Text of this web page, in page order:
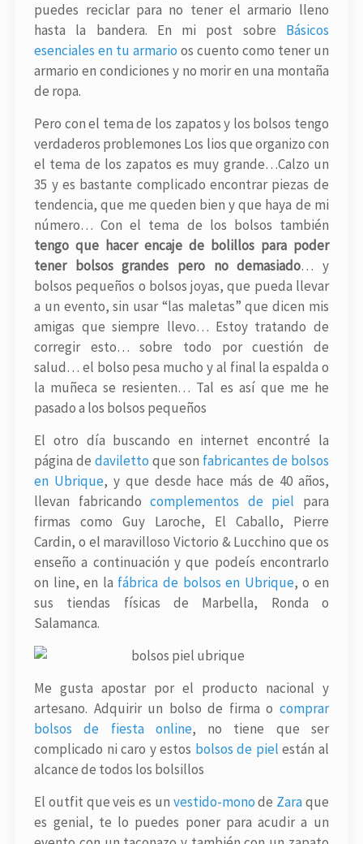
puedes reciclar para no tener el armario lleno
hasta la bandera. En mi post sobre Básicos
esenciales en tu armario os cuento como tener un
armario en condiciones y no morir en una montaña
de ropa.
Pero con el tema de los zapatos y los bolsos tengo
verdaderos problemones Los lios que organizo con
el tema de los zapatos es muy grande…Calzo un
35 y es bastante complicado encontrar piezas de
tendencia, que me queden bien y que haya de mi
número… Con el tema de los bolsos también
tengo que hacer encaje de bolillos para poder
tener bolsos grandes pero no demasiado… y
bolsos pequeños o bolsos joyas, que pueda llevar
a un evento, sin usar “las maletas” que dicen mis
amigas que siempre llevo… Estoy tratando de
corregir esto… sobre todo por cuestión de
salud… el bolso pesa mucho y al final la espalda o
la muñeca se resienten… Tal es así que me he
pasado a los bolsos pequeños
El otro día buscando en internet encontré la
página dedaviletto que son fabricantes de bolsos
en Ubrique, y que desde hace más de 40 años,
llevan fabricandocomplementos de piel para
firmas como Guy Laroche, El Caballo, Pierre
Cardin, o el maravilloso Victorio & Lucchino que os
enseño a continuación y que podeís encontrarlo
on line, en la fábrica de bolsos en Ubrique, o en
sus tiendas físicas de Marbella, Ronda o
Salamanca.
Me gusta apostar por el producto nacional y
artesano. Adquirir un bolso de firma o comprar
bolsos de fiesta online, no tiene que ser
complicado ni caro y estos bolsos de piel están al
alcance de todos los bolsillos
El outfit que veis es un vestido-monode Zaraque
es genial, te lo puedes poner para acudir a un